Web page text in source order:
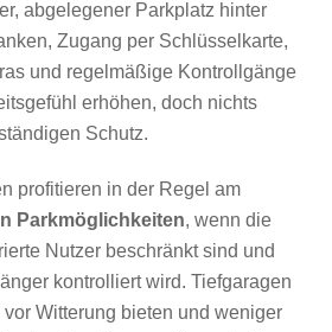
abgelegener Parkplatz hinter
Zugang per Schlüsselkarte,
und regelmäßige Kontrollgänge
erhöhen, doch nichts
Schutz.
profitieren in der Regel am
Parkmöglichkeiten, wenn die
Nutzer beschränkt sind und
kontrolliert wird. Tiefgaragen
Witterung bieten und weniger